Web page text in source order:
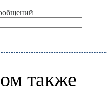
также